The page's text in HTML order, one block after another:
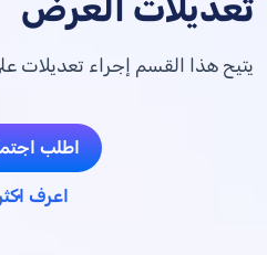
تعديلات العرض
يتيح هذا القسم إجراء تعديلات
اطلب
اعرف اكثر